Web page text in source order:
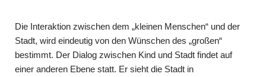
Die Interaktion zwischen dem „kleinen Menschen“ und der
Stadt, wird eindeutig von den Wünschen des „großen“
bestimmt. Der Dialog zwischen Kind und Stadt findet auf
einer anderen Ebene statt. Er sieht die Stadt in